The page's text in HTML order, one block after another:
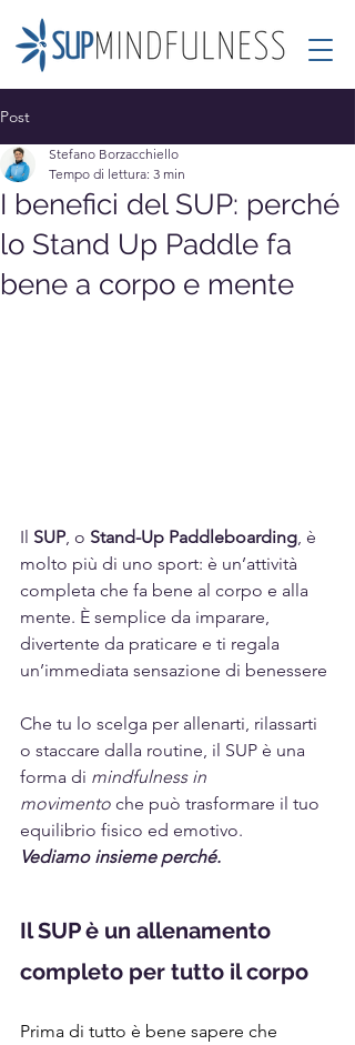
Post
I benefici del SUP: perché
lo Stand Up Paddle fa
bene a corpo e mente
Stefano Borzacchiello
Tempo di lettura: 3 min
Il SUP , o Stand-Up Paddleboarding , è
molto più di uno sport: è un’attività
completa che fa bene al corpo e alla
mente. È semplice da imparare,
divertente da praticare e ti regala
un’immediata sensazione di benessere
Che tu lo scelga per allenarti, rilassarti
o staccare dalla routine, il SUP è una
forma di mindfulness in
movimento che può trasformare il tuo
equilibrio fisico ed emotivo.
Vediamo insieme perché.
Il SUP è un allenamento
completo per tutto il corpo
Prima di tutto è bene sapere che